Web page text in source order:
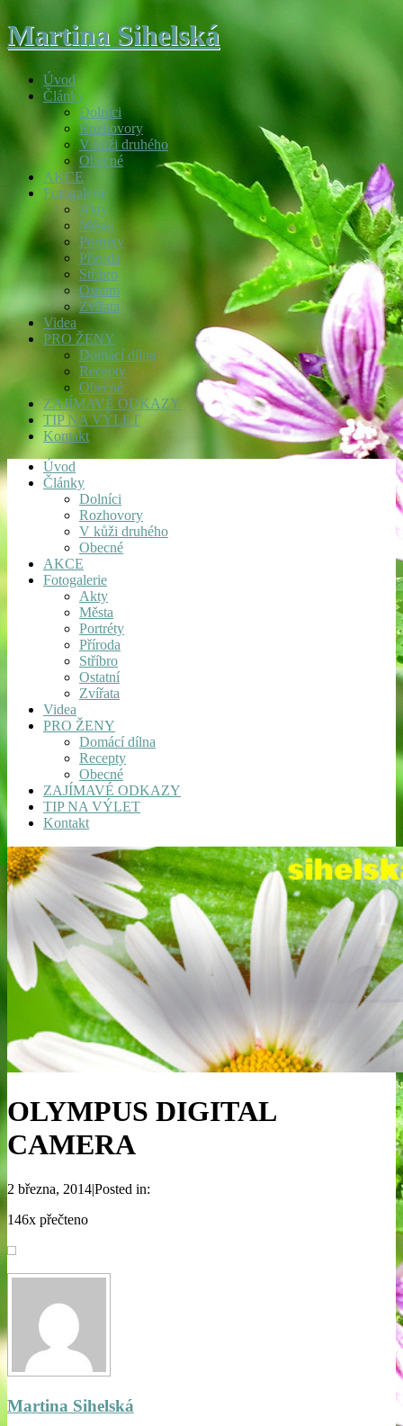
Martina Sihelská
Úvod
Články
Dolníci
Rozhovory
V kůži druhého
Obecné
AKCE
Fotogalerie
Akty
Města
Portréty
Příroda
Stříbro
Ostatní
Zvířata
Videa
PRO ŽENY
Domácí dílna
Recepty
Obecné
ZAJÍMAVÉ ODKAZY
TIP NA VÝLET
Kontakt
Úvod
Články
Dolníci
Rozhovory
V kůži druhého
Obecné
AKCE
Fotogalerie
Akty
Města
Portréty
Příroda
Stříbro
Ostatní
Zvířata
Videa
PRO ŽENY
Domácí dílna
Recepty
Obecné
ZAJÍMAVÉ ODKAZY
TIP NA VÝLET
Kontakt
OLYMPUS DIGITAL
CAMERA
2 března, 2014|Posted in:
146x přečteno
Martina Sihelská